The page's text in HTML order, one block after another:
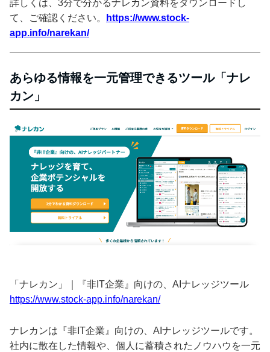
詳しくは、3分で分かるナレカン資料をダウンロードし
て、ご確認ください。
https://www.stock-
app.info/narekan/
あらゆる情報を一元管理できるツール「ナレ
カン」
「ナレカン」｜『非IT企業』向けの、AIナレッジツール
https://www.stock-app.info/narekan/
ナレカンは『非IT企業』向けの、AIナレッジツールです。
社内に散在した情報や、個人に蓄積されたノウハウを一元